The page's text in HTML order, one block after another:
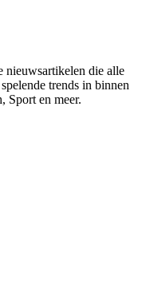
nieuwsartikelen die alle
trends in binnen
Sport en meer.